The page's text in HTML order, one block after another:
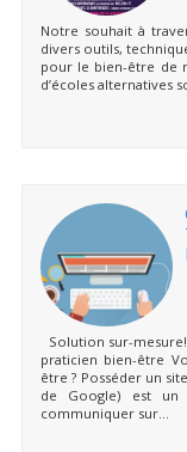
Notre souhait à
divers outils,
pour le bien-être de
d’écoles alternatives
Solution sur-
praticien bien-être
être ? Posséder un
de Google) est un
communiquer sur...